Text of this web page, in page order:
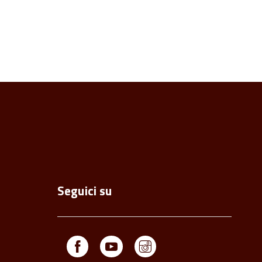
Seguici su
Facebook Youtube